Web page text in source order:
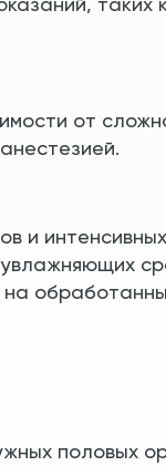
таких
от
и
половых